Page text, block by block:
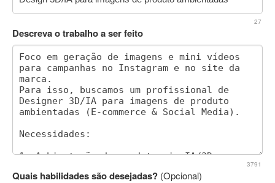
27
Descreva o trabalho a ser feito
3791
Quais habilidades são desejadas? (Opcional)